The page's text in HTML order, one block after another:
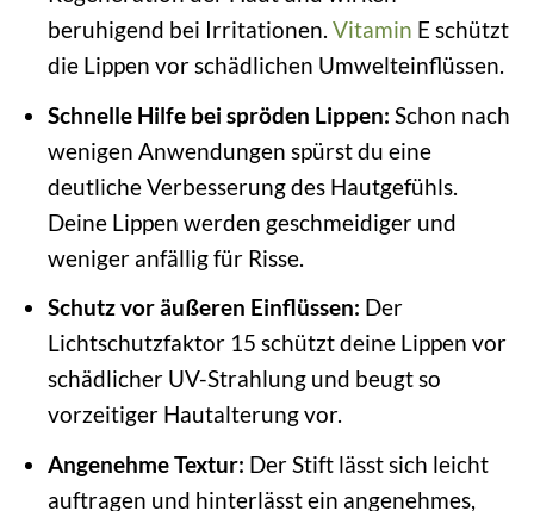
beruhigend bei Irritationen. Vitamin E schützt
die Lippen vor schädlichen Umwelteinflüssen.
Schnelle Hilfe bei spröden Lippen: Schon nach
wenigen Anwendungen spürst du eine
deutliche Verbesserung des Hautgefühls.
Deine Lippen werden geschmeidiger und
weniger anfällig für Risse.
Schutz vor äußeren Einflüssen: Der
Lichtschutzfaktor 15 schützt deine Lippen vor
schädlicher UV-Strahlung und beugt so
vorzeitiger Hautalterung vor.
Angenehme Textur: Der Stift lässt sich leicht
auftragen und hinterlässt ein angenehmes,